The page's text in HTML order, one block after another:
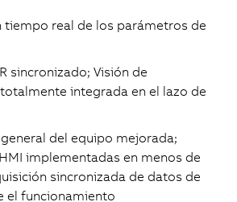
tiempo real de los parámetros de
sincronizado; Visión de
integrada en el lazo de
del equipo mejorada;
implementadas en menos de
sincronizada de datos de
el funcionamiento